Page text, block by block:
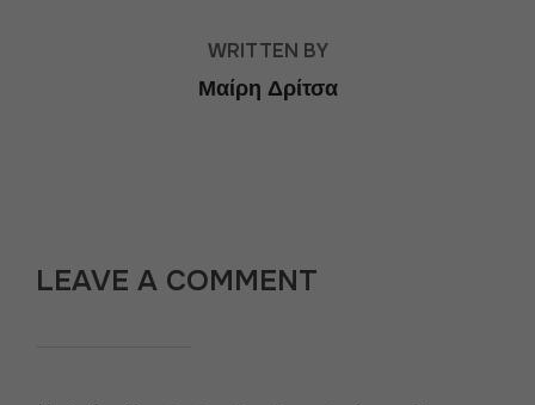
WRITTEN BY
Μαίρη Δρίτσα
LEAVE A COMMENT